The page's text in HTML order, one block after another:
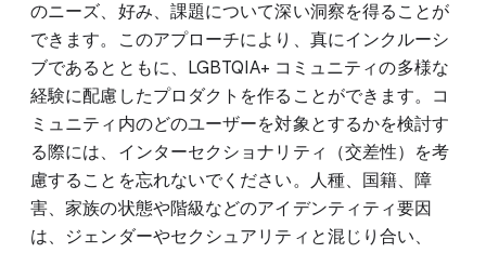
のニーズ、好み、課題について深い洞察を得ることが
できます。このアプローチにより、真にインクルーシ
ブであるとともに、LGBTQIA+ コミュニティの多様な
経験に配慮したプロダクトを作ることができます。コ
ミュニティ内のどのユーザーを対象とするかを検討す
る際には、インターセクショナリティ（交差性）を考
慮することを忘れないでください。人種、国籍、障
害、家族の状態や階級などのアイデンティティ要因
は、ジェンダーやセクシュアリティと混じり合い、